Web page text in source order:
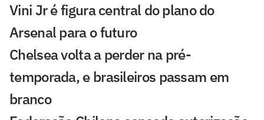
Vini Jr é figura central do plano do
Arsenal para o futuro
Chelsea volta a perder na pré-
temporada, e brasileiros passam em
branco